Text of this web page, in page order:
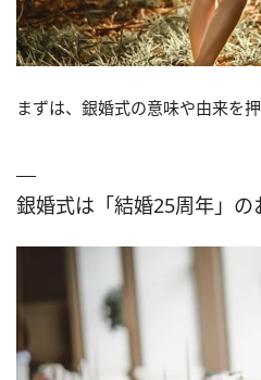
まずは、銀婚式の意味や由来を
銀婚式は「結婚25周年」の